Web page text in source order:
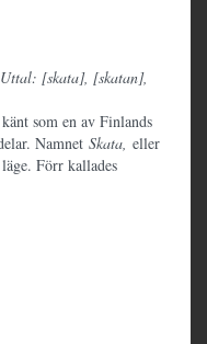
Uttal: [skata], [skatan],
som en av Finlands
Namnet Skata, eller
Förr kallades